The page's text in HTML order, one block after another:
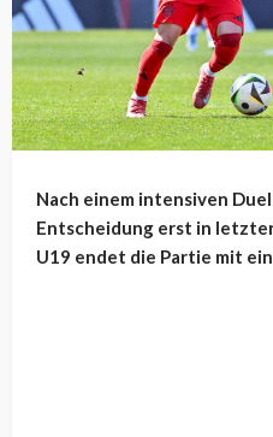
Nach einem intensiven
Entscheidung erst in
U19 endet die Partie mit